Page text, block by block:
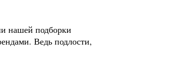
нашей подборки
Ведь подлости,